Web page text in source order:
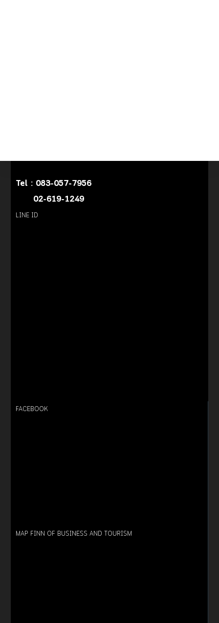
Tel : 083-057-7956
02-619-1249
LINE ID
FACEBOOK
MAP FINN OF BUSINESS AND TOURISM